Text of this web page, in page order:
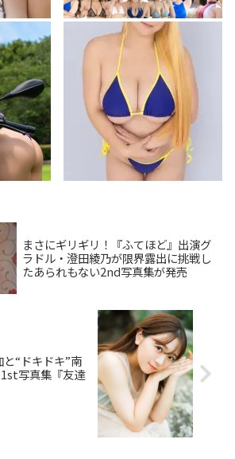
まさにギリギリ！『ふてほど』出演グ
ラドル・澄田綾乃が限界露出に挑戦し
たあられもない2nd写真集が発売
“ドキドキ”南
写真集『友達